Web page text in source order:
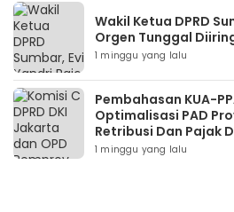
Wakil Ketua DPRD
Orgen Tunggal
1 minggu yang lalu
Pembahasan KUA-
Optimalisasi PAD
Retribusi Dan Pajak
1 minggu yang lalu